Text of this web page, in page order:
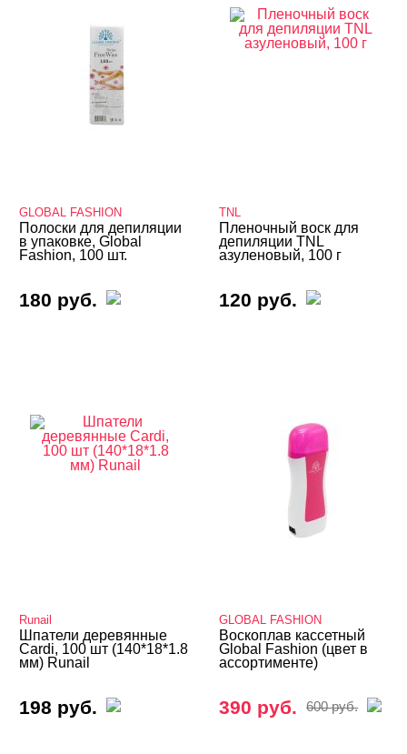
GLOBAL FASHION
Полоски для депиляции
в упаковке, Global
Fashion, 100 шт.
180 руб.
TNL
Пленочный воск для
депиляции TNL
азуленовый, 100 г
120 руб.
Runail
Шпатели деревянные
Cardi, 100 шт (140*18*1.8
мм) Runail
198 руб.
GLOBAL FASHION
Воскоплав кассетный
Global Fashion (цвет в
ассортименте)
390 руб. 600 руб.